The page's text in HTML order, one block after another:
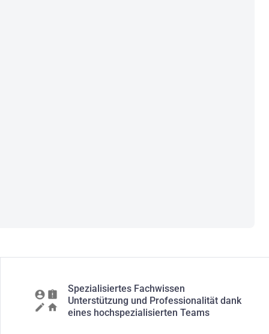
Spezialisiertes Fachwissen
Unterstützung und Professionalität dank
eines hochspezialisierten Teams